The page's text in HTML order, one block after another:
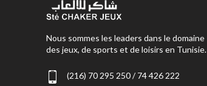
Nous sommes les leaders dans le domaine
des jeux, de sports et de loisirs en Tunisie.
(216) 70 295 250 / 74 426 222